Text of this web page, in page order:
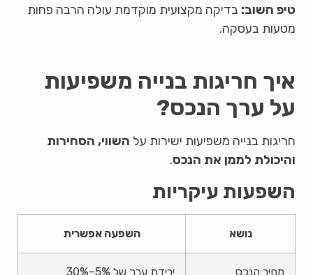
טיפ חשוב: בדיקה מקצועית מוקדמת עולה הרבה פחות
מטעות בעסקה.
איך חריגות בנייה משפיעות
על ערך הנכס?
חריגות בנייה משפיעות ישירות על השווי, הסחירות
והיכולת לממן את הנכס.
השפעות עיקריות
נושא השפעה אפשרית
מחיר הנכס ירידת ערך של 5%–30%